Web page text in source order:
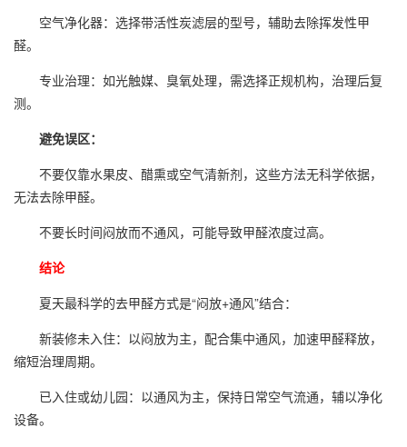
空气净化器：选择带活性炭滤层的型号，辅助去除挥发性甲
醛。
专业治理：如光触媒、臭氧处理，需选择正规机构，治理后复
测。
避免误区：
不要仅靠水果皮、醋熏或空气清新剂，这些方法无科学依据，
无法去除甲醛。
不要长时间闷放而不通风，可能导致甲醛浓度过高。
结论
夏天最科学的去甲醛方式是“闷放+通风”结合：
新装修未入住：以闷放为主，配合集中通风，加速甲醛释放，
缩短治理周期。
已入住或幼儿园：以通风为主，保持日常空气流通，辅以净化
设备。